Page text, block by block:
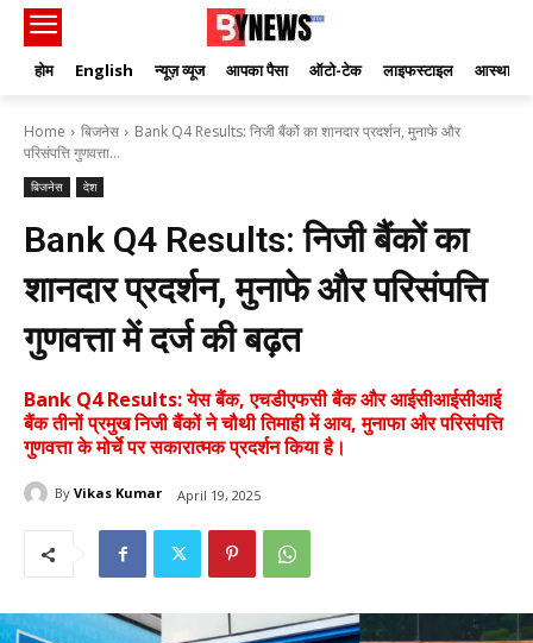
होम English न्यूज़ व्यूज आपका पैसा ऑटो-टेक लाइफस्टाइल आस्था
Home बिजनेस
Bank Q4 Results: निजी बैंकों का शानदार प्रदर्शन, मुनाफे और
परिसंपत्ति गुणवत्ता...
बिजनेस देश
Bank Q4 Results: निजी बैंकों का
शानदार प्रदर्शन, मुनाफे और परिसंपत्ति
गुणवत्ता में दर्ज की बढ़त
Bank Q4 Results: येस बैंक, एचडीएफसी बैंक और आईसीआईसीआई
बैंक तीनों प्रमुख निजी बैंकों ने चौथी तिमाही में आय, मुनाफा और परिसंपत्ति
गुणवत्ता के मोर्चे पर सकारात्मक प्रदर्शन किया है।
By Vikas Kumar April 19, 2025